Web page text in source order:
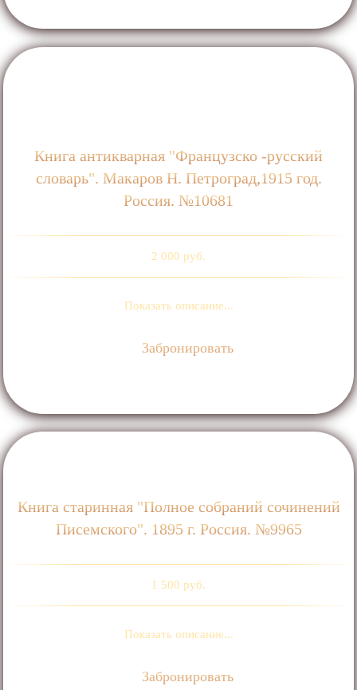
Книга антикварная "Французско -русский
словарь". Макаров Н. Петроград,1915 год.
Россия. №10681
2 000 руб.
Показать описание...
Забронировать
Книга старинная "Полное собраний сочинений
Писемского". 1895 г. Россия. №9965
1 500 руб.
Показать описание...
Забронировать